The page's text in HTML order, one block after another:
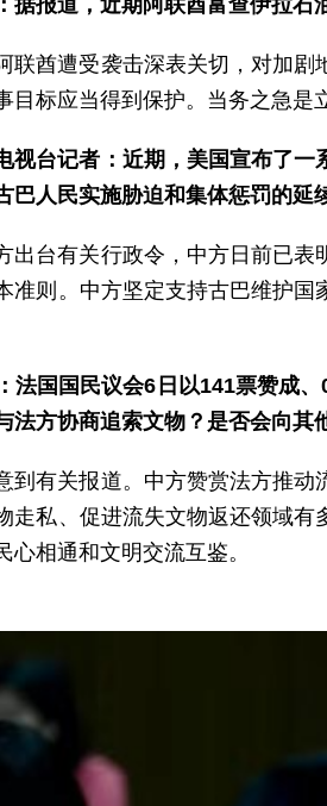
据报道，近期阿联酋富查伊拉
联酋遭受袭击深表关切，对加
目标应当得到保护。当务之急
视台记者：近期，美国宣布了
巴人民实施胁迫和集体惩罚的
出台有关行政令，中方日前已
准则。中方坚定支持古巴维护
法国国民议会6日以141票赞成
法方协商追索文物？是否会向其
到有关报道。中方赞赏法方推
走私、促进流失文物返还领域
心相通和文明交流互鉴。